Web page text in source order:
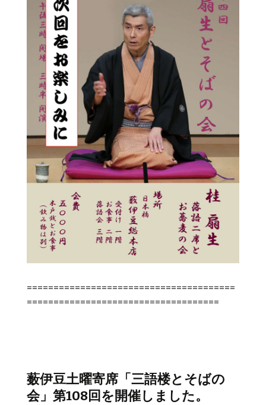
=======================================
====================================
薮伊豆土曜寄席「三語楼とそばの
会」第108回を開催しました。